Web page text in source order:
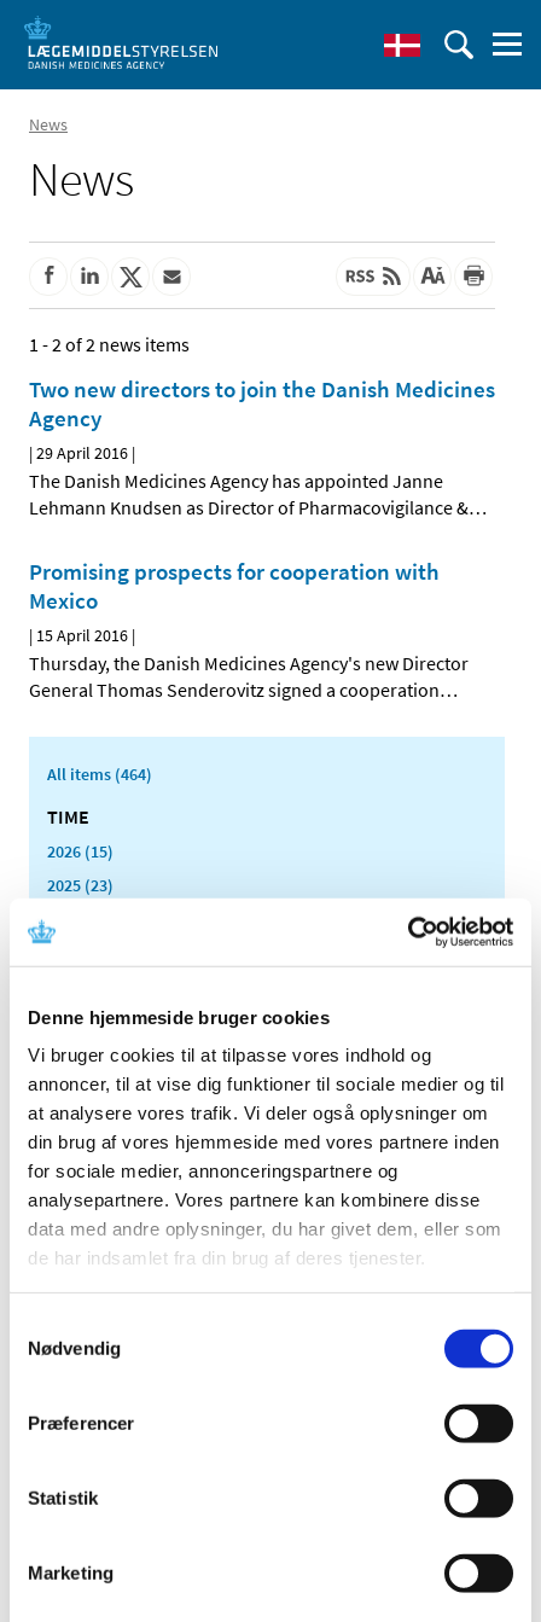
Denne hjemmeside bruger cookies
Vi bruger cookies til at tilpasse vores indhold og
annoncer, til at vise dig funktioner til sociale medier og til
at analysere vores trafik. Vi deler også oplysninger om
din brug af vores hjemmeside med vores partnere inden
for sociale medier, annonceringspartnere og
analysepartnere. Vores partnere kan kombinere disse
data med andre oplysninger, du har givet dem, eller som
de har indsamlet fra din brug af deres tjenester.
Nødvendig
Præferencer
Statistik
Marketing
News
News
1 - 2 of 2 news items
Two new directors to join the Danish Medicines
Agency
|29 April 2016 |
The Danish Medicines Agency has appointed Janne
Lehmann Knudsen as Director of Pharmacovigilance &…
Promising prospects for cooperation with
Mexico
| 15 April 2016 |
Thursday, the Danish Medicines Agency's new Director
General Thomas Senderovitz signed a cooperation…
All items (464)
TIME
2026 (15)
2025 (23)
2021 (44)
2020 (62)
2019 (20)
2018 (37)
2017 (48)
2016 (43)
December (5)
November (3)
August (4)
March (1)
January (5)